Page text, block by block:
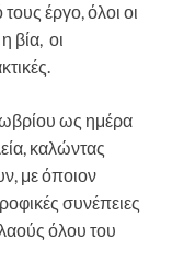
έργο, όλοι οι
βία, οι
ως ημέρα
καλώντας
με όποιον
συνέπειες
όλου του